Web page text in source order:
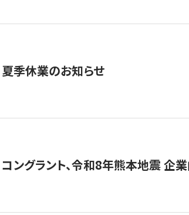
夏季休業のお知らせ
コングラント、令和8年熊本地震 企